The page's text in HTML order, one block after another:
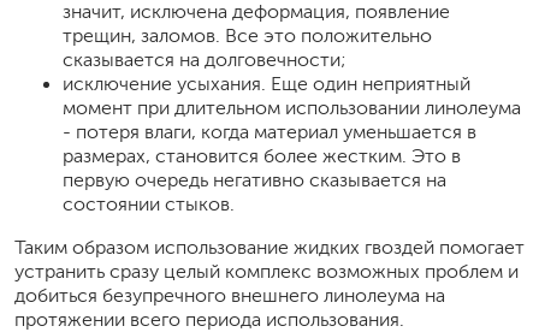
значит, исключена деформация, появление
трещин, заломов. Все это положительно
сказывается на долговечности;
исключение усыхания. Еще один неприятный
момент при длительном использовании линолеума
- потеря влаги, когда материал уменьшается в
размерах, становится более жестким. Это в
первую очередь негативно сказывается на
состоянии стыков.
Таким образом использование жидких гвоздей помогает
устранить сразу целый комплекс возможных проблем и
добиться безупречного внешнего линолеума на
протяжении всего периода использования.